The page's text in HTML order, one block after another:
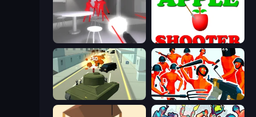
SuperHot Apple Shooter
Secret Agent James Funny Shooter - Destroy All